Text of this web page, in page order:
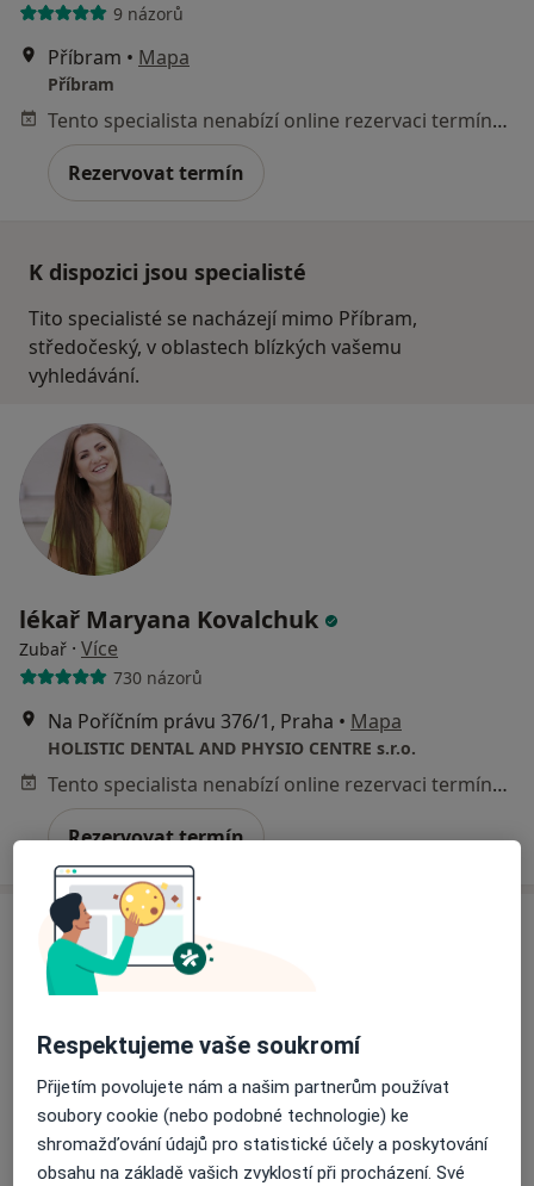
9 názorů
Příbram • Mapa
Příbram
Tento specialista nenabízí online rezervaci termínu na této adrese.
Rezervovat termín
K dispozici jsou specialisté
Tito specialisté se nacházejí mimo Příbram,
středočeský, v oblastech blízkých vašemu
vyhledávání.
lékař Maryana Kovalchuk
Zubař · Více
730 názorů
Na Poříčním právu 376/1, Praha • Mapa
HOLISTIC DENTAL AND PHYSIO CENTRE s.r.o.
Tento specialista nenabízí online rezervaci termínu na této adrese.
Rezervovat termín
MDDr. Ganna Morozova
Zubař·Více
319 názorů
Respektujeme vaše soukromí
Přijetím povolujete nám a našim partnerům používat
soubory cookie (nebo podobné technologie) ke
shromažďování údajů pro statistické účely a poskytování
obsahu na základě vašich zvyklostí při procházení. Své